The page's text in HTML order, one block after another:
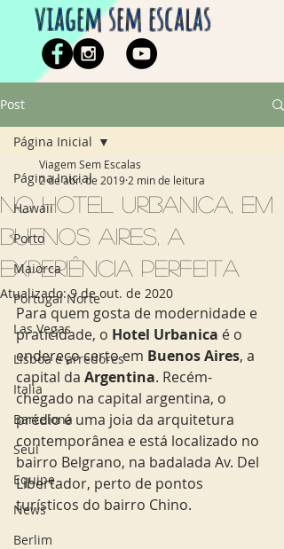
viagem sem escalas
Post
Página Inicial
Hawaii
Porto
Maiorca
Portugal Norte
Las Vegas
Lisboa e arredores
Italia
Barcelona
Seul
Equipe
News
Berlim
Página Inicial
No Hotel Urbanica, em
Buenos Aires, a
experiência perfeita
Viagem Sem Escalas
2 de abr. de 2019 2 min de leitura
Atualizado:9 de out. de 2020
Para quem gosta de modernidade e
praticidade, o Hotel Urbanica é o
endereço certo em Buenos Aires, a
capital da Argentina. Recém-
chegado na capital argentina, o
prédio é uma joia da arquitetura
contemporânea e está localizado no
bairro Belgrano, na badalada Av. Del
Libertador, perto de pontos
turísticos do bairro Chino.